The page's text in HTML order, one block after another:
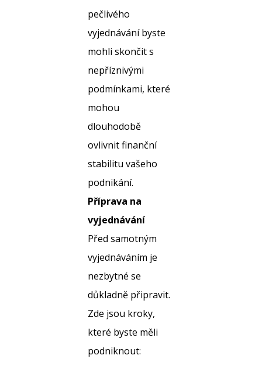
pečlivého
vyjednávání byste
mohli skončit s
nepříznivými
podmínkami, které
mohou
dlouhodobě
ovlivnit finanční
stabilitu vašeho
podnikání.
Příprava na
vyjednávání
Před samotným
vyjednáváním je
nezbytné se
důkladně připravit.
Zde jsou kroky,
které byste měli
podniknout: